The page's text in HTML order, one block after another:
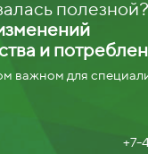
полезной?
и
важном для
+7-